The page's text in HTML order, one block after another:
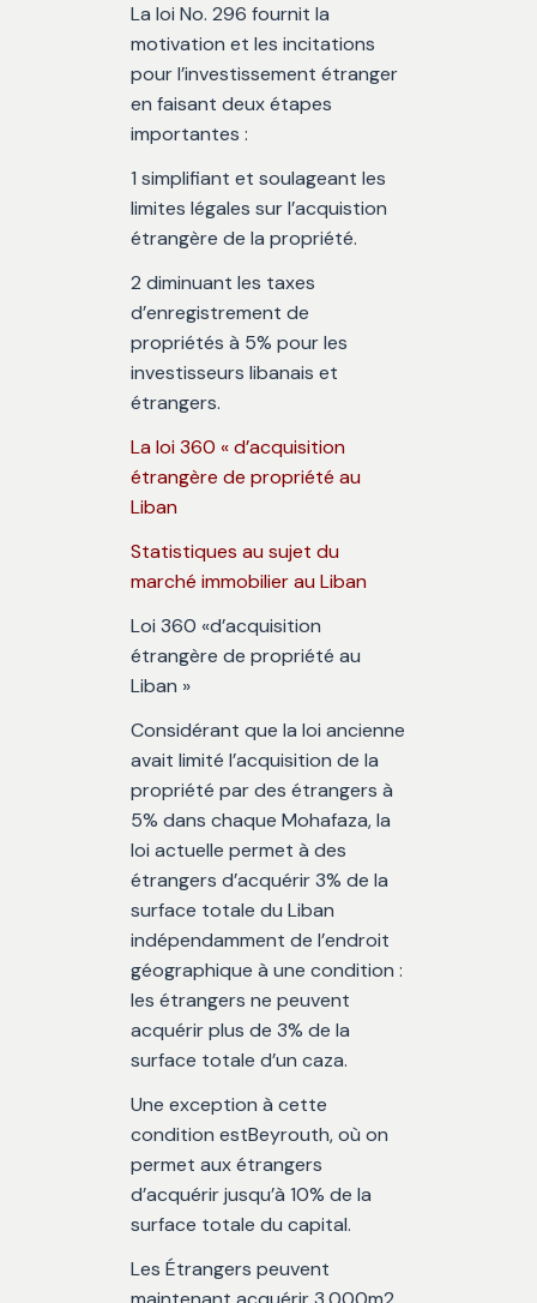
La loi No. 296 fournit la
motivation et les incitations
pour l’investissement étranger
en faisant deux étapes
importantes :
1 simplifiant et soulageant les
limites légales sur l’acquistion
étrangère de la propriété.
2 diminuant les taxes
d’enregistrement de
propriétés à 5% pour les
investisseurs libanais et
étrangers.
La loi 360 « d’acquisition
étrangère de propriété au
Liban
Statistiques au sujet du
marché immobilier au Liban
Loi 360 «d’acquisition
étrangère de propriété au
Liban »
Considérant que la loi ancienne
avait limité l’acquisition de la
propriété par des étrangers à
5% dans chaque Mohafaza, la
loi actuelle permet à des
étrangers d’acquérir 3% de la
surface totale du Liban
indépendamment de l’endroit
géographique à une condition :
les étrangers ne peuvent
acquérir plus de 3% de la
surface totale d’un caza.
Une exception à cette
condition estBeyrouth, où on
permet aux étrangers
d’acquérir jusqu’à 10% de la
surface totale du capital.
Les Étrangers peuvent